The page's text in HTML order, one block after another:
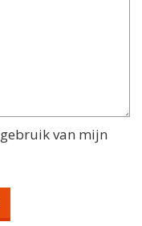
van mijn